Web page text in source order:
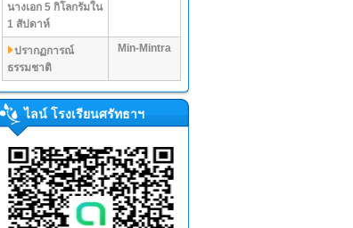
นางเอก 5 กิโลกรัมใน
1 สัปดาห์
ปรากฏการณ์
ธรรมชาติ
Min-Mintra
ไลน์ โรงเรียนศรัทธาฯ